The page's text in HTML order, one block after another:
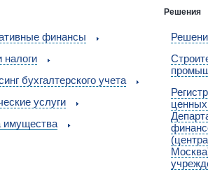
финансы
налоги
бухгалтерского учета
услуги
имущества
Решения